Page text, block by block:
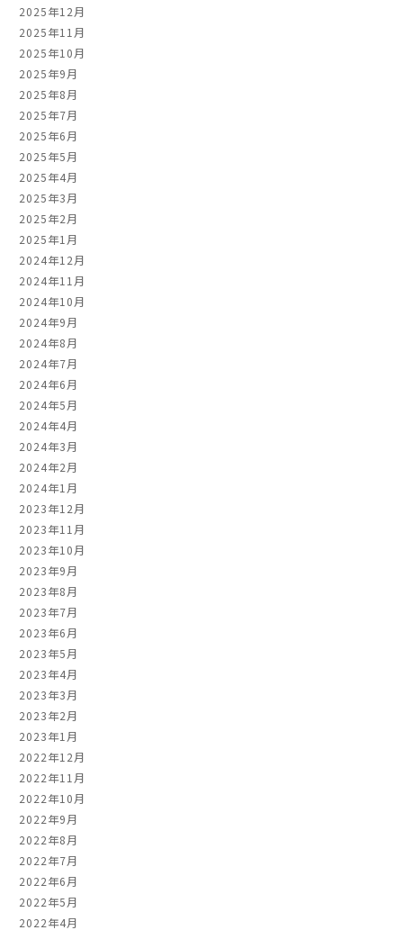
2025年12月
2025年11月
2025年10月
2025年9月
2025年8月
2025年7月
2025年6月
2025年5月
2025年4月
2025年3月
2025年2月
2025年1月
2024年12月
2024年11月
2024年10月
2024年9月
2024年8月
2024年7月
2024年6月
2024年5月
2024年4月
2024年3月
2024年2月
2024年1月
2023年12月
2023年11月
2023年10月
2023年9月
2023年8月
2023年7月
2023年6月
2023年5月
2023年4月
2023年3月
2023年2月
2023年1月
2022年12月
2022年11月
2022年10月
2022年9月
2022年8月
2022年7月
2022年6月
2022年5月
2022年4月